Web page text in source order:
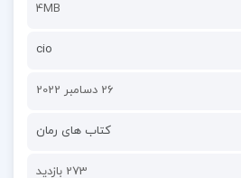
4MB
cio
26 دسامبر 2022
کتاب های رمان
273 بازدید